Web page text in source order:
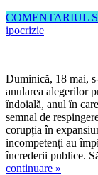
COMENTARIUL
ipocrizie
Duminică, 18 mai,
anularea alegerilor
îndoială, anul în
semnal de
corupția în
incompetenți au
încrederii publice.
continuare »